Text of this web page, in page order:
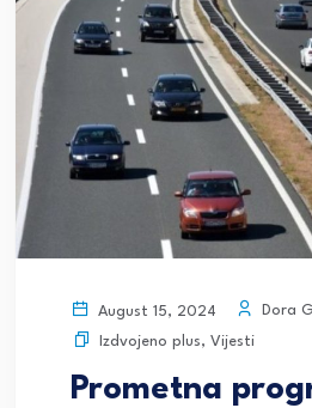
August 15, 2024
Dora
Izdvojeno plus, Vijesti
Prometna